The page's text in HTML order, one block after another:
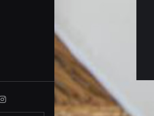
((öffnet ein neues Fenster))
Instagram ((öffnet ein neues Fenster))